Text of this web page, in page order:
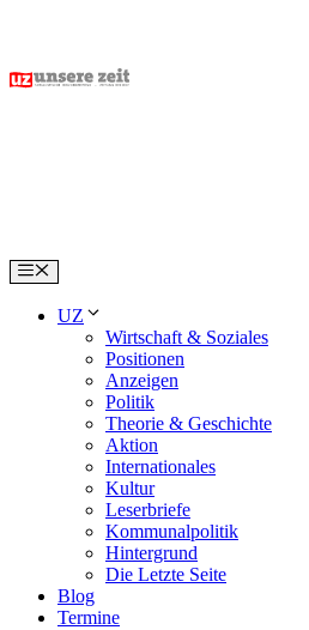
content
Menu
UZ
Wirtschaft & Soziales
Positionen
Anzeigen
Politik
Theorie & Geschichte
Aktion
Internationales
Kultur
Leserbriefe
Kommunalpolitik
Hintergrund
Die Letzte Seite
Blog
Termine